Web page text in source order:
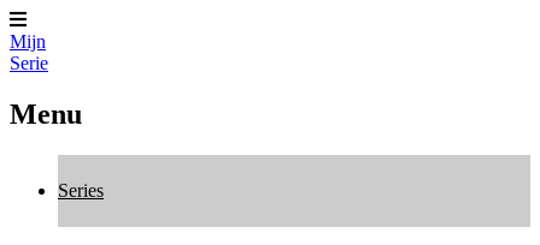
Mijn
Serie
Menu
Series